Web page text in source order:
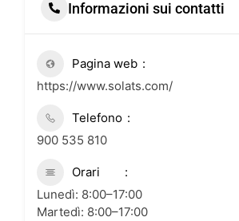
Informazioni sui contatti
Pagina web
https://www.solats.com/
Telefono
900 535 810
Orari
Lunedì: 8:00–17:00
Martedì: 8:00–17:00